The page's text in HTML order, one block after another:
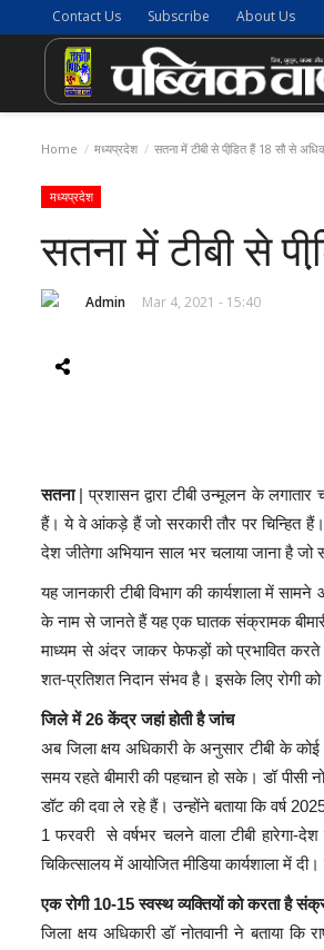
Contact Us Subscribe About Us
Home मध्यप्रदेश सतना में टीबी से पीडि़त हैं 18 सौ से
मध्यप्रदेश
सतना में टीबी से
Admin Mar 4, 2021 - 15:40
सतना| प्रशासन द्वारा टीबी उन्मूलन के
हैं। ये वे आंकड़े हैं जो सरकारी तौर पर चिन्हित हैं।
देश जीतेगा अभियान साल भर चलाया जाना है जो
यह जानकारी टीबी विभाग की कार्यशाला में
के नाम से जानते हैं यह एक घातक संक्रामक
माध्यम से अंदर जाकर फेफड़ों को प्रभावित
शत-प्रतिशत निदान संभव है। इसके लिए रोगी को
जिले में 26 केंद्र जहां होती है जांच
अब जिला क्षय अधिकारी के अनुसार टीबी के
समय रहते बीमारी की पहचान हो सके। डॉ पीसी
डॉट की दवा ले रहे हैं। उन्होंने बताया कि वर्ष
1 फरवरी से वर्षभर चलने वाला टीबी हारेगा-
चिकित्सालय में आयोजित मीडिया कार्यशाला में
एक रोगी 10-15 स्वस्थ व्यक्तियों को करता है
जिला क्षय अधिकारी डॉ नोतवानी ने बताया